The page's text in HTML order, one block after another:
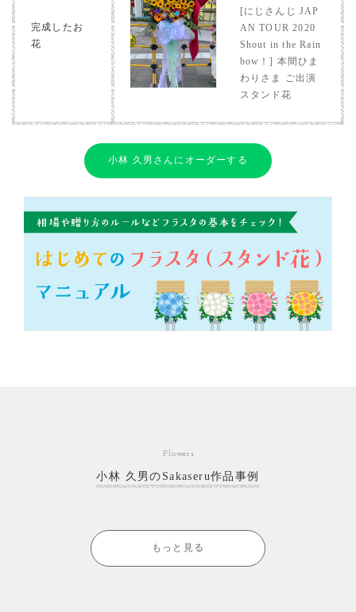
完成したお
花
[にじさんじ JAP
AN TOUR 2020
Shout in the Rain
bow！] 本間ひま
わりさま ご出演
スタンド花
小林 久男さんにオーダーする
Flowers
小林 久男のSakaseru作品事例
もっと見る